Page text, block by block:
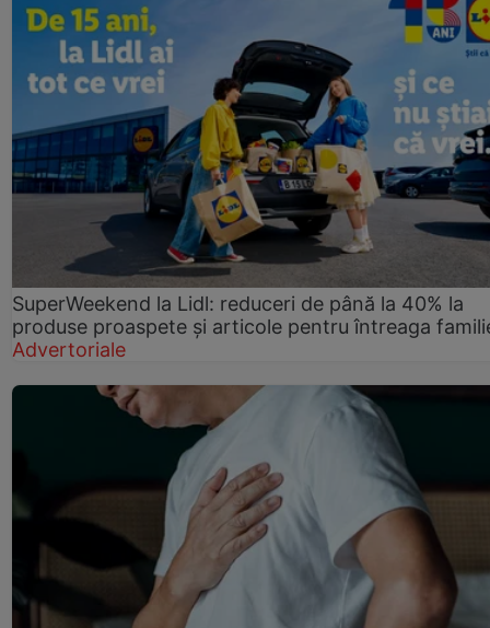
SuperWeekend la Lidl: reduceri de până la 40% la
produse proaspete și articole pentru întreaga
Advertoriale